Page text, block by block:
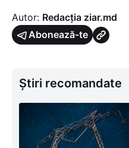
Autor: Redacția ziar.md
Abonează-te
Știri recomandate